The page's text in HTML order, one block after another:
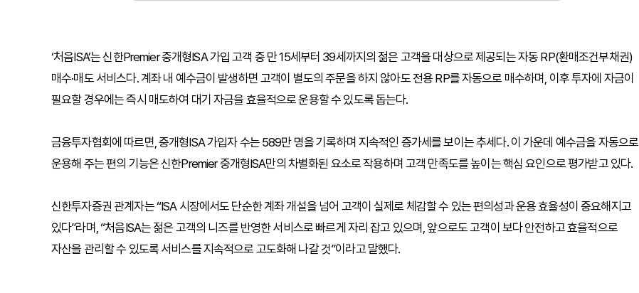
‘처음ISA’는 신한Premier 중개형ISA 가입 고객 중 만 15세부터 39세까지의 젊은 고객을 대상으로 제공되는 자동 RP(환매조건부채권)
매수·매도 서비스다. 계좌 내 예수금이 발생하면 고객이 별도의 주문을 하지 않아도 전용 RP를 자동으로 매수하며, 이후 투자에 자금이
필요할 경우에는 즉시 매도하여 대기 자금을 효율적으로 운용할 수 있도록 돕는다.
금융투자협회에 따르면, 중개형ISA 가입자 수는 589만 명을 기록하며 지속적인 증가세를 보이는 추세다. 이 가운데 예수금을 자동으로
운용해 주는 편의 기능은 신한Premier 중개형ISA만의 차별화된 요소로 작용하며 고객 만족도를 높이는 핵심 요인으로 평가받고 있다.
신한투자증권 관계자는 “ISA 시장에서도 단순한 계좌 개설을 넘어 고객이 실제로 체감할 수 있는 편의성과 운용 효율성이 중요해지고
있다”라며, “처음ISA는 젊은 고객의 니즈를 반영한 서비스로 빠르게 자리 잡고 있으며, 앞으로도 고객이 보다 안전하고 효율적으로
자산을 관리할 수 있도록 서비스를 지속적으로 고도화해 나갈 것”이라고 말했다.